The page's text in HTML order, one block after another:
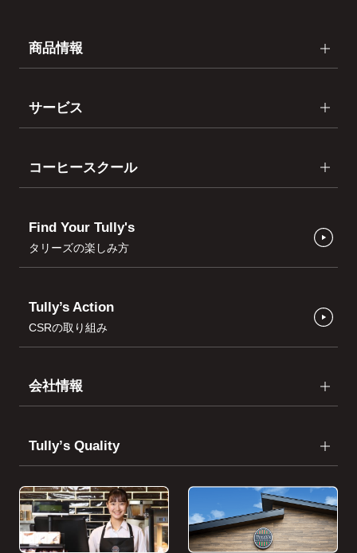
商品情報
サービス
コーヒースクール
Find Your Tully's
タリーズの楽しみ方
Tully’s Action
CSRの取り組み
会社情報
Tullyʼs Quality